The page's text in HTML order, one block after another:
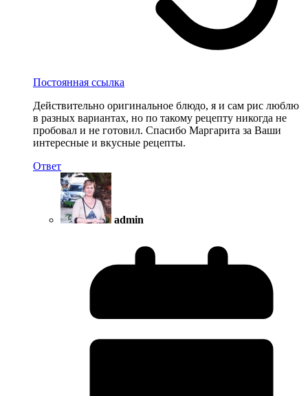
Постоянная ссылка
Действительно оригинальное блюдо, я и сам рис люблю
в разных вариантах, но по такому рецепту никогда не
пробовал и не готовил. Спасибо Маргарита за Ваши
интересные и вкусные рецепты.
Ответ
admin